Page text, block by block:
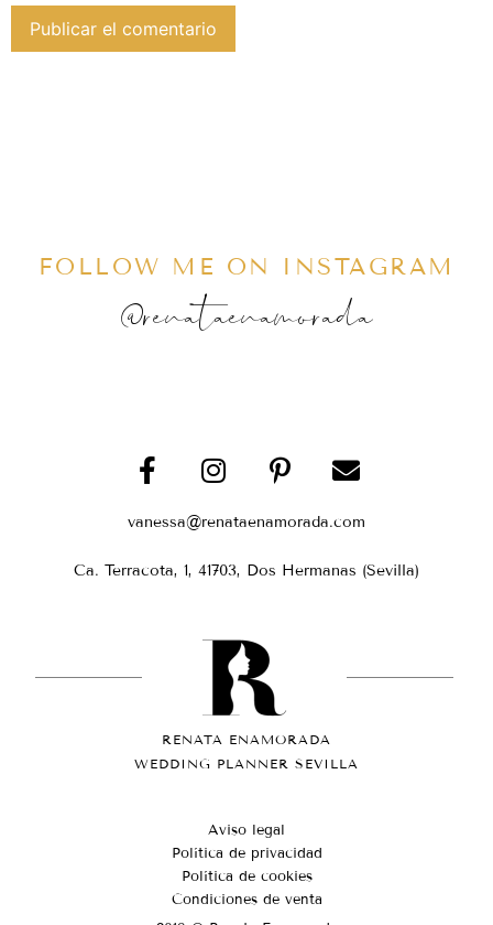
FOLLOW ME ON INSTAGRAM
@renataenamorada
vanessa@renataenamorada.com
Ca. Terracota, 1, 41703, Dos Hermanas (Sevilla)
RENATA ENAMORADA
WEDDING PLANNER SEVILLA
Aviso legal
Política de privacidad
Política de cookies
Condiciones de venta